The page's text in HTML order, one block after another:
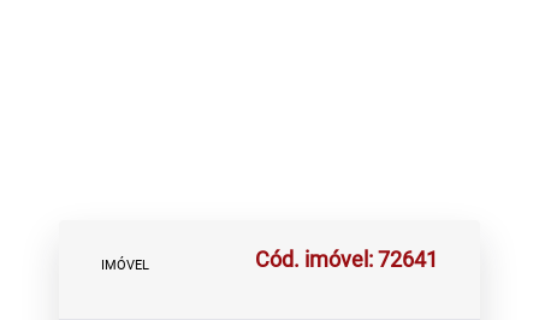
IMÓVEL Cód. imóvel: 72641